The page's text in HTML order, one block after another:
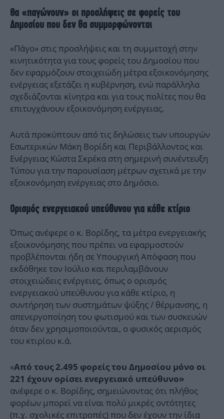
Θα «παγώνουν» οι προσλήψεις σε φορείς του
Δημοσίου που δεν θα συμμορφώνονται
«Πάγο» στις προσλήψεις και τη συμμετοχή στην
κινητικότητα για τους φορείς του Δημοσίου που
δεν εφαρμόζουν στοιχειώδη μέτρα εξοικονόμησης
ενέργειας εξετάζει η κυβέρνηση, ενώ παράλληλα
σχεδιάζονται κίνητρα και για τους πολίτες που θα
επιτυγχάνουν εξοικονόμηση ενέργειας.
Αυτά προκύπτουν από τις δηλώσεις των υπουργών
Εσωτερικών Μάκη Βορίδη και Περιβάλλοντος και
Ενέργειας Κώστα Σκρέκα στη σημερινή συνέντευξη
Τύπου για την παρουσίαση μέτρων σχετικά με την
εξοικονόμηση ενέργειας στο Δημόσιο.
Ορισμός ενεργειακού υπεύθυνου για κάθε κτίριο
Όπως ανέφερε ο κ. Βορίδης, τα μέτρα ενεργειακής
εξοικονόμησης που πρέπει να εφαρμοστούν
προβλέπονται ήδη σε Υπουργική Απόφαση που
εκδόθηκε τον Ιούλιο και περιλαμβάνουν
στοιχειώδεις ενέργειες, όπως ο ορισμός
ενεργειακού υπεύθυνου για κάθε κτίριο, η
συντήρηση των συστημάτων ψύξης / θέρμανσης, η
απενεργοποίηση του φωτισμού και των συσκευών
όταν δεν χρησιμοποιούνται, ο φυσικός αερισμός
του κτιρίου κ.ά.
«Από τους 2.495 φορείς του Δημοσίου μόνο οι
221 έχουν ορίσει ενεργειακό υπεύθυνο»
ανέφερε ο κ. Βορίδης, σημειώνοντας ότι πλήθος
φορέων μπορεί να είναι πολύ μικρές οντότητες
(π.χ. σχολικές επιτροπές) που δεν έχουν την ίδια